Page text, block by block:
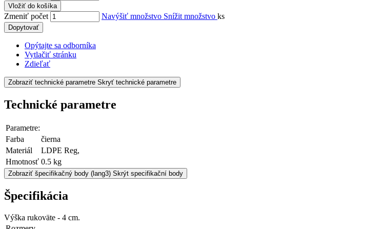
Vložiť do košíka
Zmeniť počet Navýšiť množstvo Snížit množstvo ks
Dopytovať
Opýtajte sa odborníka
Vytlačiť stránku
Zdieľať
Zobraziť technické parametre Skryť technické parametre
Technické parametre
Parametre:
Farba
čierna
Materiál
LDPE Reg,
Hmotnosť 0.5 kg
Zobraziť špecifikačný body (lang3) Skrýt specifikační body
Špecifikácia
Výška rukoväte - 4 cm.